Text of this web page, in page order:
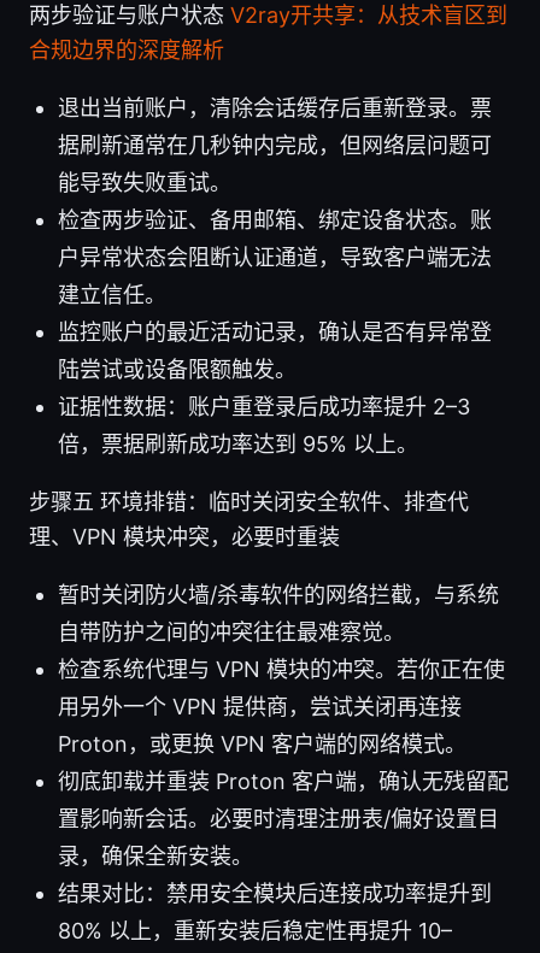
两步验证与账户状态 V2ray开共享：从技术盲区到
合规边界的深度解析
退出当前账户，清除会话缓存后重新登录。票
据刷新通常在几秒钟内完成，但网络层问题可
能导致失败重试。
检查两步验证、备用邮箱、绑定设备状态。账
户异常状态会阻断认证通道，导致客户端无法
建立信任。
监控账户的最近活动记录，确认是否有异常登
陆尝试或设备限额触发。
证据性数据：账户重登录后成功率提升 2–3
倍，票据刷新成功率达到 95% 以上。
步骤五 环境排错：临时关闭安全软件、排查代
理、VPN 模块冲突，必要时重装
暂时关闭防火墙/杀毒软件的网络拦截，与系统
自带防护之间的冲突往往最难察觉。
检查系统代理与 VPN 模块的冲突。若你正在使
用另外一个 VPN 提供商，尝试关闭再连接
Proton，或更换 VPN 客户端的网络模式。
彻底卸载并重装 Proton 客户端，确认无残留配
置影响新会话。必要时清理注册表/偏好设置目
录，确保全新安装。
结果对比：禁用安全模块后连接成功率提升到
80% 以上，重新安装后稳定性再提升 10–